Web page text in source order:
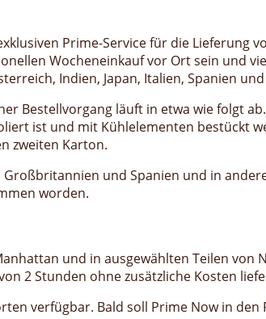
Prime-Service für die
Wocheneinkauf vor Ort sein und
Indien, Japan, Italien, Spanien
Bestellvorgang läuft in etwa wie folgt
ist und mit Kühlelementen bestückt
zweiten Karton.
und Spanien und in
worden.
und in ausgewählten Teilen
2 Stunden ohne zusätzliche Kosten
verfügbar. Bald soll Prime Now in